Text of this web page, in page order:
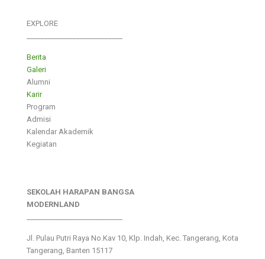
EXPLORE
Berita
Galeri
Alumni
Karir
Program
Admisi
Kalendar Akademik
Kegiatan
SEKOLAH HARAPAN BANGSA
MODERNLAND
Jl. Pulau Putri Raya No.Kav 10, Klp. Indah, Kec. Tangerang, Kota
Tangerang, Banten 15117